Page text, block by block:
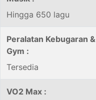
Hingga 650 lagu
Peralatan Kebugaran &
Gym :
Tersedia
VO2 Max :